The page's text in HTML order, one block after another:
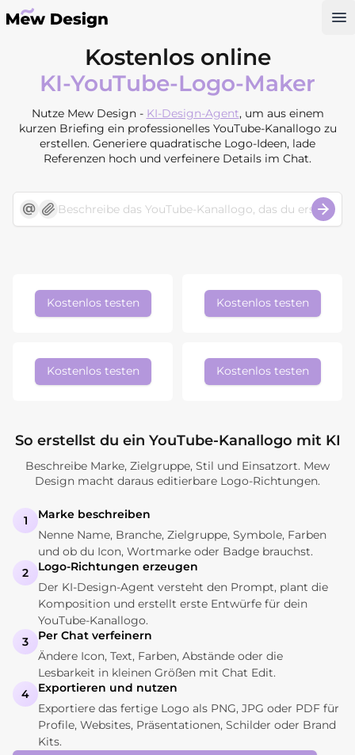
Kostenlos online
KI-YouTube-Logo-Maker
Nutze Mew Design - KI-Design-Agent, um aus einem
kurzen Briefing ein professionelles YouTube-Kanallogo zu
erstellen. Generiere quadratische Logo-Ideen, lade
Referenzen hoch und verfeinere Details im Chat.
Kostenlos testen Kostenlos testen
Kostenlos testen Kostenlos testen
So erstellst du ein YouTube-Kanallogo mit KI
Beschreibe Marke, Zielgruppe, Stil und Einsatzort. Mew
Design macht daraus editierbare Logo-Richtungen.
1
Marke beschreiben
Nenne Name, Branche, Zielgruppe, Symbole, Farben
und ob du Icon, Wortmarke oder Badge brauchst.
2
Logo-Richtungen erzeugen
Der KI-Design-Agent versteht den Prompt, plant die
Komposition und erstellt erste Entwürfe für dein
YouTube-Kanallogo.
3
Per Chat verfeinern
Ändere Icon, Text, Farben, Abstände oder die
Lesbarkeit in kleinen Größen mit Chat Edit.
4
Exportieren und nutzen
Exportiere das fertige Logo als PNG, JPG oder PDF für
Profile, Websites, Präsentationen, Schilder oder Brand
Kits.